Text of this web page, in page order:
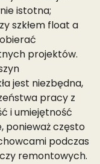
istotna;
szkłem float a
projektów.
jest niezbędna,
pracy z
i umiejętność
ponieważ często
podczas
remontowych.